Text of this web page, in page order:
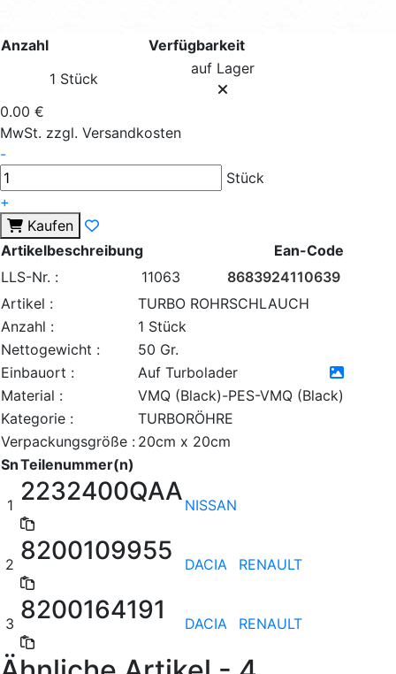
Anzahl
Verfügbarkeit
1 Stück
auf Lager
0.00 €
MwSt. zzgl. Versandkosten
-
Stück
+
Kaufen
Artikelbeschreibung
Ean-Code
LLS-Nr. :
11063
8683924110639
Artikel :
TURBO ROHRSCHLAUCH
Anzahl :
1 Stück
Nettogewicht :
50 Gr.
Einbauort :
Auf Turbolader
Material :
VMQ (Black)-PES-VMQ (Black)
Kategorie :
TURBORÖHRE
Verpackungsgröße : 20cm x 20cm
SnTeilenummer(n)
1 2232400QAA NISSAN
2 8200109955 DACIA RENAULT
3 8200164191 DACIA RENAULT